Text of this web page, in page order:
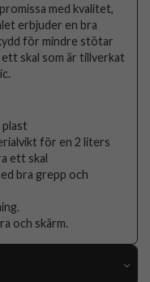
med kvalitet,
erbjuder en bra
för mindre stötar
skal som är tillverkat
för en 2 liters
ett skal
bra grepp och
och skärm.